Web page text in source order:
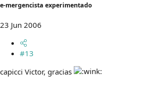
e-mergencista experimentado
23 Jun 2006
#13
capicci Victor, gracias